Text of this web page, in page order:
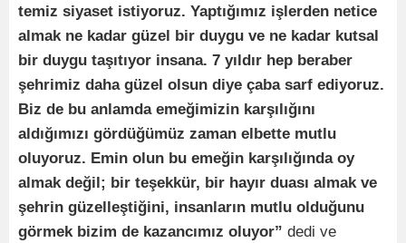
temiz siyaset istiyoruz. Yaptığımız işlerden netice
almak ne kadar güzel bir duygu ve ne kadar kutsal
bir duygu taşıtıyor insana. 7 yıldır hep beraber
şehrimiz daha güzel olsun diye çaba sarf ediyoruz.
Biz de bu anlamda emeğimizin karşılığını
aldığımızı gördüğümüz zaman elbette mutlu
oluyoruz. Emin olun bu emeğin karşılığında oy
almak değil; bir teşekkür, bir hayır duası almak ve
şehrin güzelleştiğini, insanların mutlu olduğunu
görmek bizim de kazancımız oluyor” dedi ve